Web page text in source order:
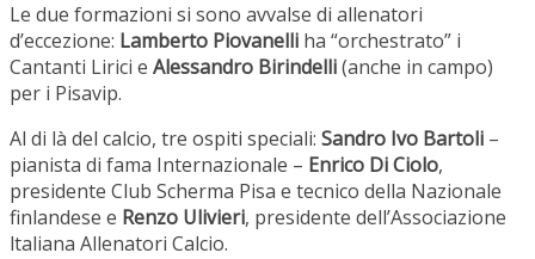
Le due formazioni si sono avvalse di allenatori
d’eccezione: Lamberto Piovanelli ha “orchestrato” i
Cantanti Lirici e Alessandro Birindelli(anche in campo)
per i Pisavip.
Al di là del calcio, tre ospiti speciali: Sandro Ivo Bartoli –
pianista di fama Internazionale – Enrico Di Ciolo,
presidente Club Scherma Pisa e tecnico della Nazionale
finlandese e Renzo Ulivieri, presidente dell’Associazione
ltaliana Allenatori Calcio.